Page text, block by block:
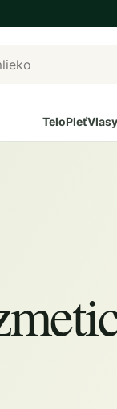
TeloPleťVlasy